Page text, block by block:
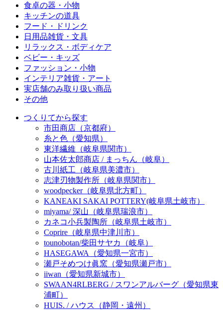
食卓の器・小物
キッチンの道具
フード・ドリンク
日用品雑貨・文具
リラックス・ボディケア
ベビー・キッズ
ファッション・小物
インテリア雑貨・アート
実店舗のみ取り扱い商品
その他
つくりてから探す
市田商店（京都府）
糸と色（愛知県）
東洋繊維（岐阜県関市）
山本佐太郎商店 / まっちん（岐阜）
古川紙工（岐阜県美濃市）
志津刃物製作所（岐阜県関市）
woodpecker（岐阜県北方町）
KANEAKI SAKAI POTTERY(岐阜県土岐市）
miyama/ 深山（岐阜県瑞浪市）
カネコ小兵製陶所（岐阜県土岐市）
Coprire（岐阜県中津川市）
tounobotan/柴田サヤカ（岐阜）
HASEGAWA（愛知県一宮市）
瀬戸そめつけ眞窯（愛知県瀬戸市）
iiwan（愛知県新城市）
SWAAN4RLBERG / スワンアルバーグ（愛知県東
浦町）
HUIS. / ハウス（静岡・遠州）